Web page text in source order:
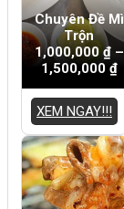
Media
Sức Khỏe
Kỹ
Chăm
Chuyên Đề Mì
Trộn
1,000,000₫–
1,500,000 ₫
XEM NGAY!!!